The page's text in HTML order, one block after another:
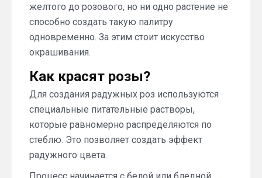
желтого до розового, но ни одно растение не
способно создать такую палитру
одновременно. За этим стоит искусство
окрашивания.
Как красят розы?
Для создания радужных роз используются
специальные питательные растворы,
которые равномерно распределяются по
стеблю. Это позволяет создать эффект
радужного цвета.